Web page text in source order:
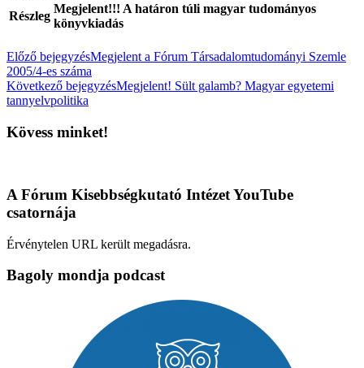
Részleg
Megjelent!!! A határon túli magyar tudományos
könyvkiadás
Előző bejegyzésMegjelent a Fórum Társadalomtudományi Szemle
2005/4-es száma
Következő bejegyzésMegjelent! Sült galamb? Magyar egyetemi
tannyelvpolitika
Kövess minket!
A Fórum Kisebbségkutató Intézet YouTube
csatornája
Érvénytelen URL került megadásra.
Bagoly mondja podcast